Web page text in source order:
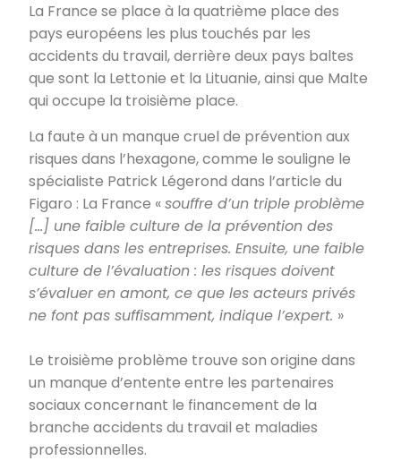
La France se place à la quatrième place des
pays européens les plus touchés par les
accidents du travail, derrière deux pays baltes
que sont la Lettonie et la Lituanie, ainsi que Malte
qui occupe la troisième place.
La faute à un manque cruel de prévention aux
risques dans l’hexagone, comme le souligne le
spécialiste Patrick Légerond dans l’article du
Figaro : La France «souffre d’un triple problème
[…] une faible culture de la prévention des
risques dans les entreprises. Ensuite, une faible
culture de l’évaluation : les risques doivent
s’évaluer en amont, ce que les acteurs privés
ne font pas suffisamment, indique l’expert. »
Le troisième problème trouve son origine dans
un manque d’entente entre les partenaires
sociaux concernant le financement de la
branche accidents du travail et maladies
professionnelles.